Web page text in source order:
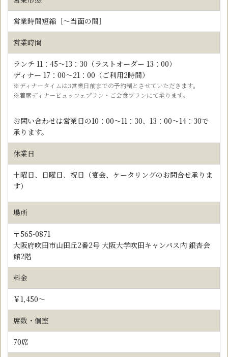
営業時間短縮［～当面の間］
営業時間
ランチ 11：45～13：30（ラストオーダー 13：00）
ディナー 17：00～21：00（ご利用2時間）
※ディナータイムは3営業日前までの予約制とさせていただきます。
※着席ディナービュッフェプラン・ご会食プランにて承ります。
お問い合わせは営業日の10：00〜11：30、13：00〜14：30で
承ります。
休業日
土曜日、日曜日、祝日（宴会、ケータリングのお問合せ承りま
す）
場所
〒565-0871
大阪府吹田市山田丘2番2号 大阪大学吹田キャンパス内 銀杏会
館2階
料金
￥1,450～
席数・個室
70席